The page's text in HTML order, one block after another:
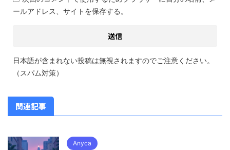
ールアドレス、サイトを保存する。
日本語が含まれない投稿は無視されますのでご注意ください。
（スパム対策）
関連記事
Anyca